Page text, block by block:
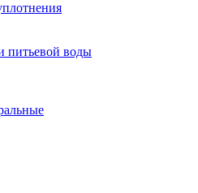
питьевой воды